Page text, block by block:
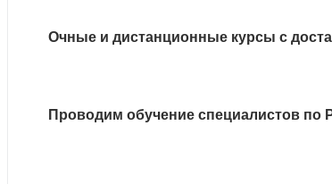
Очные и дистанционные курсы с
Проводим обучение специалистов по